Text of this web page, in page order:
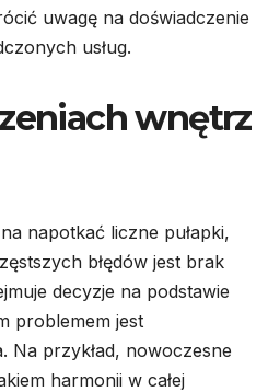
uwagę na doświadczenie
usług.
wnętrz
napotkać liczne pułapki,
błędów jest brak
decyzje na podstawie
problemem jest
Na przykład, nowoczesne
harmonii w całej